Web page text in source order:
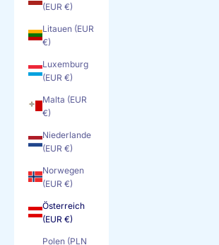
(EUR €)
Litauen (EUR
€)
Luxemburg
(EUR €)
Malta (EUR
€)
Niederlande
(EUR €)
Norwegen
(EUR €)
Österreich
(EUR €)
Polen (PLN